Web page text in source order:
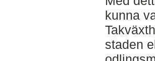
kunna
staden